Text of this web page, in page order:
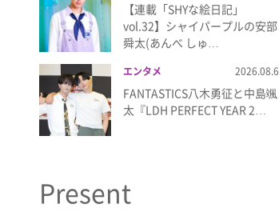
【連載「SHYな絵日記」
vol.32】シャイパープルの安部
舜太(あんべ しゅ…
エンタメ 2026.08.6
FANTASTICS八木勇征と中島颯
太『LDH PERFECT YEAR 2…
Present